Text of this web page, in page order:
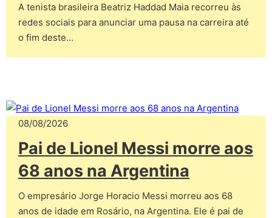
A tenista brasileira Beatriz Haddad Maia recorreu às
redes sociais para anunciar uma pausa na carreira até
o fim deste…
08/08/2026
Pai de Lionel Messi morre aos
68 anos na Argentina
O empresário Jorge Horacio Messi morreu aos 68
anos de idade em Rosário, na Argentina. Ele é pai de